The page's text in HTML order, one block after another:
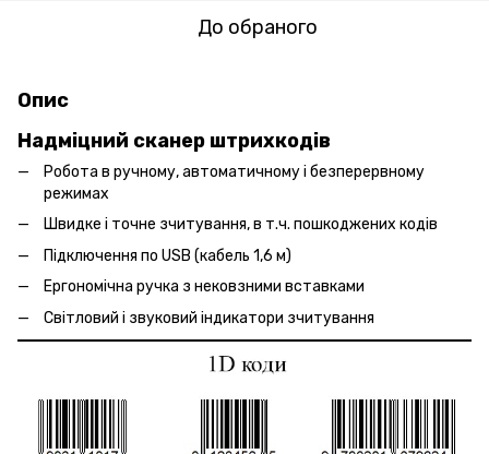
До обраного
Опис
Надміцний сканер штрихкодів
Робота в ручному, автоматичному і безперервному
режимах
Швидке і точне зчитування, в т.ч. пошкоджених кодів
Підключення по USB (кабель 1,6 м)
Ергономічна ручка з нековзними вставками
Світловий і звуковий індикатори зчитування